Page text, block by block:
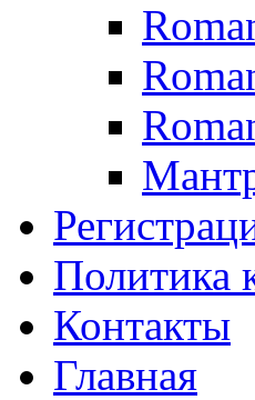
Политика
Контакты
Главная